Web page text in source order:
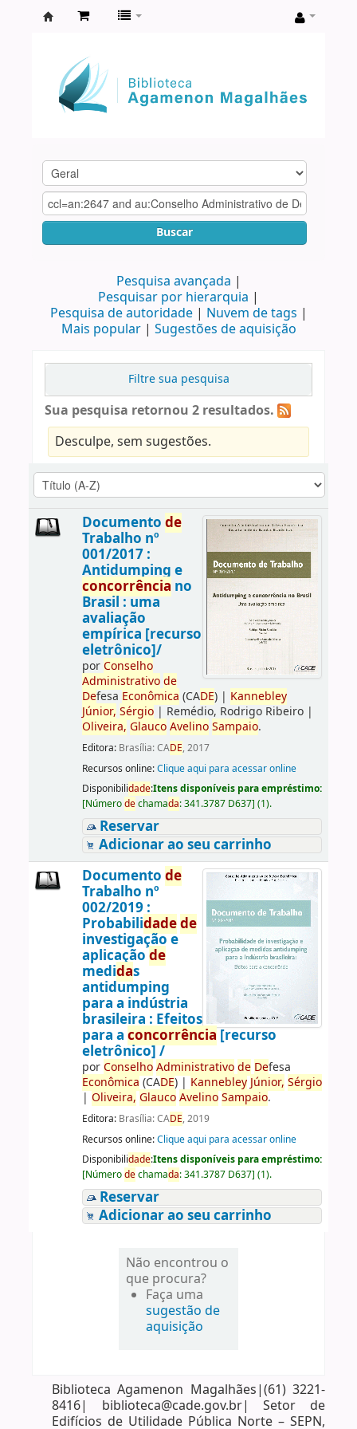
Agamenon
Magalhães
Buscar
Pesquisa avançada
Pesquisar por hierarquia
Pesquisa de autoridade
Nuvem de tags
Mais popular
Sugestões de aquisição
Filtre sua pesquisa
Sua pesquisa retornou 2 resultados.
Desculpe, sem sugestões.
Documento de
Trabalho nº
001/2017 :
Antidumping e
concorrência no
Brasil : uma
avaliação
empírica [recurso
eletrônico]/
porConselho
Administrativo de
Defesa Econômica (CADE)| Kannebley
Júnior, Sérgio| Remédio, Rodrigo Ribeiro|
Oliveira, Glauco Avelino Sampaio.
Editora: Brasília: CADE, 2017
Recursos online:Clique aqui para acessar online
Disponibilidade:Itens disponíveis para empréstimo:
[Númerodechamada:341.3787 D637] (1).
Reservar
Adicionar ao seu carrinho
Documento de
Trabalho nº
002/2019 :
Probabilidadede
investigação e
aplicação de
medidas
antidumping
para a indústria
brasileira : Efeitos
para a concorrência [recurso
eletrônico] /
porConselho Administrativo de Defesa
Econômica (CADE)| Kannebley Júnior, Sérgio
| Oliveira, Glauco Avelino Sampaio.
Editora: Brasília: CADE, 2019
Recursos online:Clique aqui para acessar online
Disponibilidade:Itens disponíveis para empréstimo:
[Númerodechamada:341.3787 D637] (1).
Reservar
Adicionar ao seu carrinho
Não encontrou o
que procura?
Faça uma
sugestão de
aquisição
Biblioteca Agamenon Magalhães|(61) 3221-
8416| biblioteca@cade.gov.br| Setor de
Edifícios de Utilidade Pública Norte – SEPN,